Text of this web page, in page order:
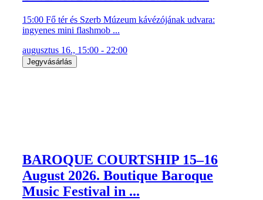
15:00 Fő tér és Szerb Múzeum kávézójának udvara:
ingyenes mini flashmob ...
augusztus 16., 15:00 - 22:00
Jegyvásárlás
BAROQUE COURTSHIP 15–16
August 2026. Boutique Baroque
Music Festival in ...